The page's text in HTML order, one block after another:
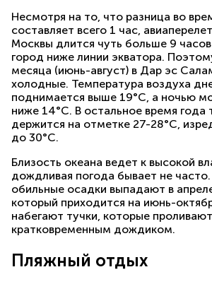
Несмотря на то, что разница во
составляет всего 1 час,
Москвы длится чуть больше 9
город ниже линии экватора.
месяца (июнь-август) в Дар эс
холодные. Температура воздуха
поднимается выше 19°С, а ночью
ниже 14°С. В остальное время года
держится на отметке 27-28°С,
до 30°С.
Близость океана ведет к высокой
дождливая погода бывает не
обильные осадки выпадают в
который приходится на июнь-
набегают тучки, которые
кратковременным дождиком.
Пляжный отдых